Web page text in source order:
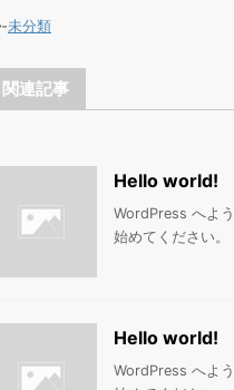
-未分類
関連記事
Hello world!
WordPress へよ
始めてください。
Hello world!
WordPress へよ